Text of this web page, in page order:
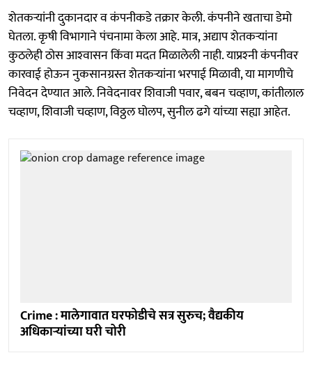
शेतकऱ्यांनी दुकानदार व कंपनीकडे तक्रार केली. कंपनीने खताचा डेमो
घेतला. कृषी विभागाने पंचनामा केला आहे. मात्र, अद्याप शेतकऱ्यांना
कुठलेही ठोस आश्‍वासन किंवा मदत मिळालेली नाही. याप्रश्‍नी कंपनीवर
कारवाई होऊन नुकसानग्रस्त शेतकऱ्यांना भरपाई मिळावी, या मागणीचे
निवेदन देण्यात आले. निवेदनावर शिवाजी पवार, बबन चव्हाण, कांतीलाल
चव्हाण, शिवाजी चव्हाण, विठ्ठल घोलप, सुनील ढगे यांच्या सह्या आहेत.
Crime : मालेगावात घरफोडीचे सत्र सुरुच; वैद्यकीय
अधिकाऱ्यांच्या घरी चोरी